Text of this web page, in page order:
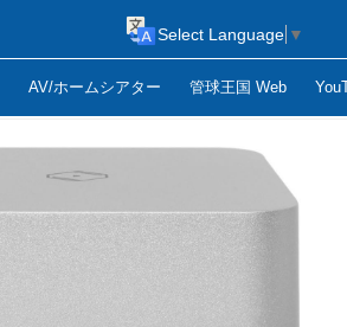
AV/ホームシアター 管球王国 Web
Select Language ▼